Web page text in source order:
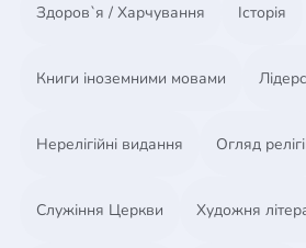
Здоров`я / Харчування Історія
Книги іноземними мовами
Нерелігійні видання Огляд
Служіння Церкви Художня